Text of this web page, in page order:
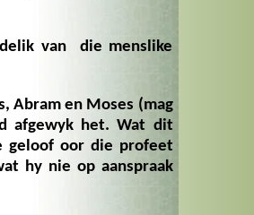
van die menslike
Abram en Moses (mag
afgewyk het. Wat dit
geloof oor die profeet
hy nie op aanspraak